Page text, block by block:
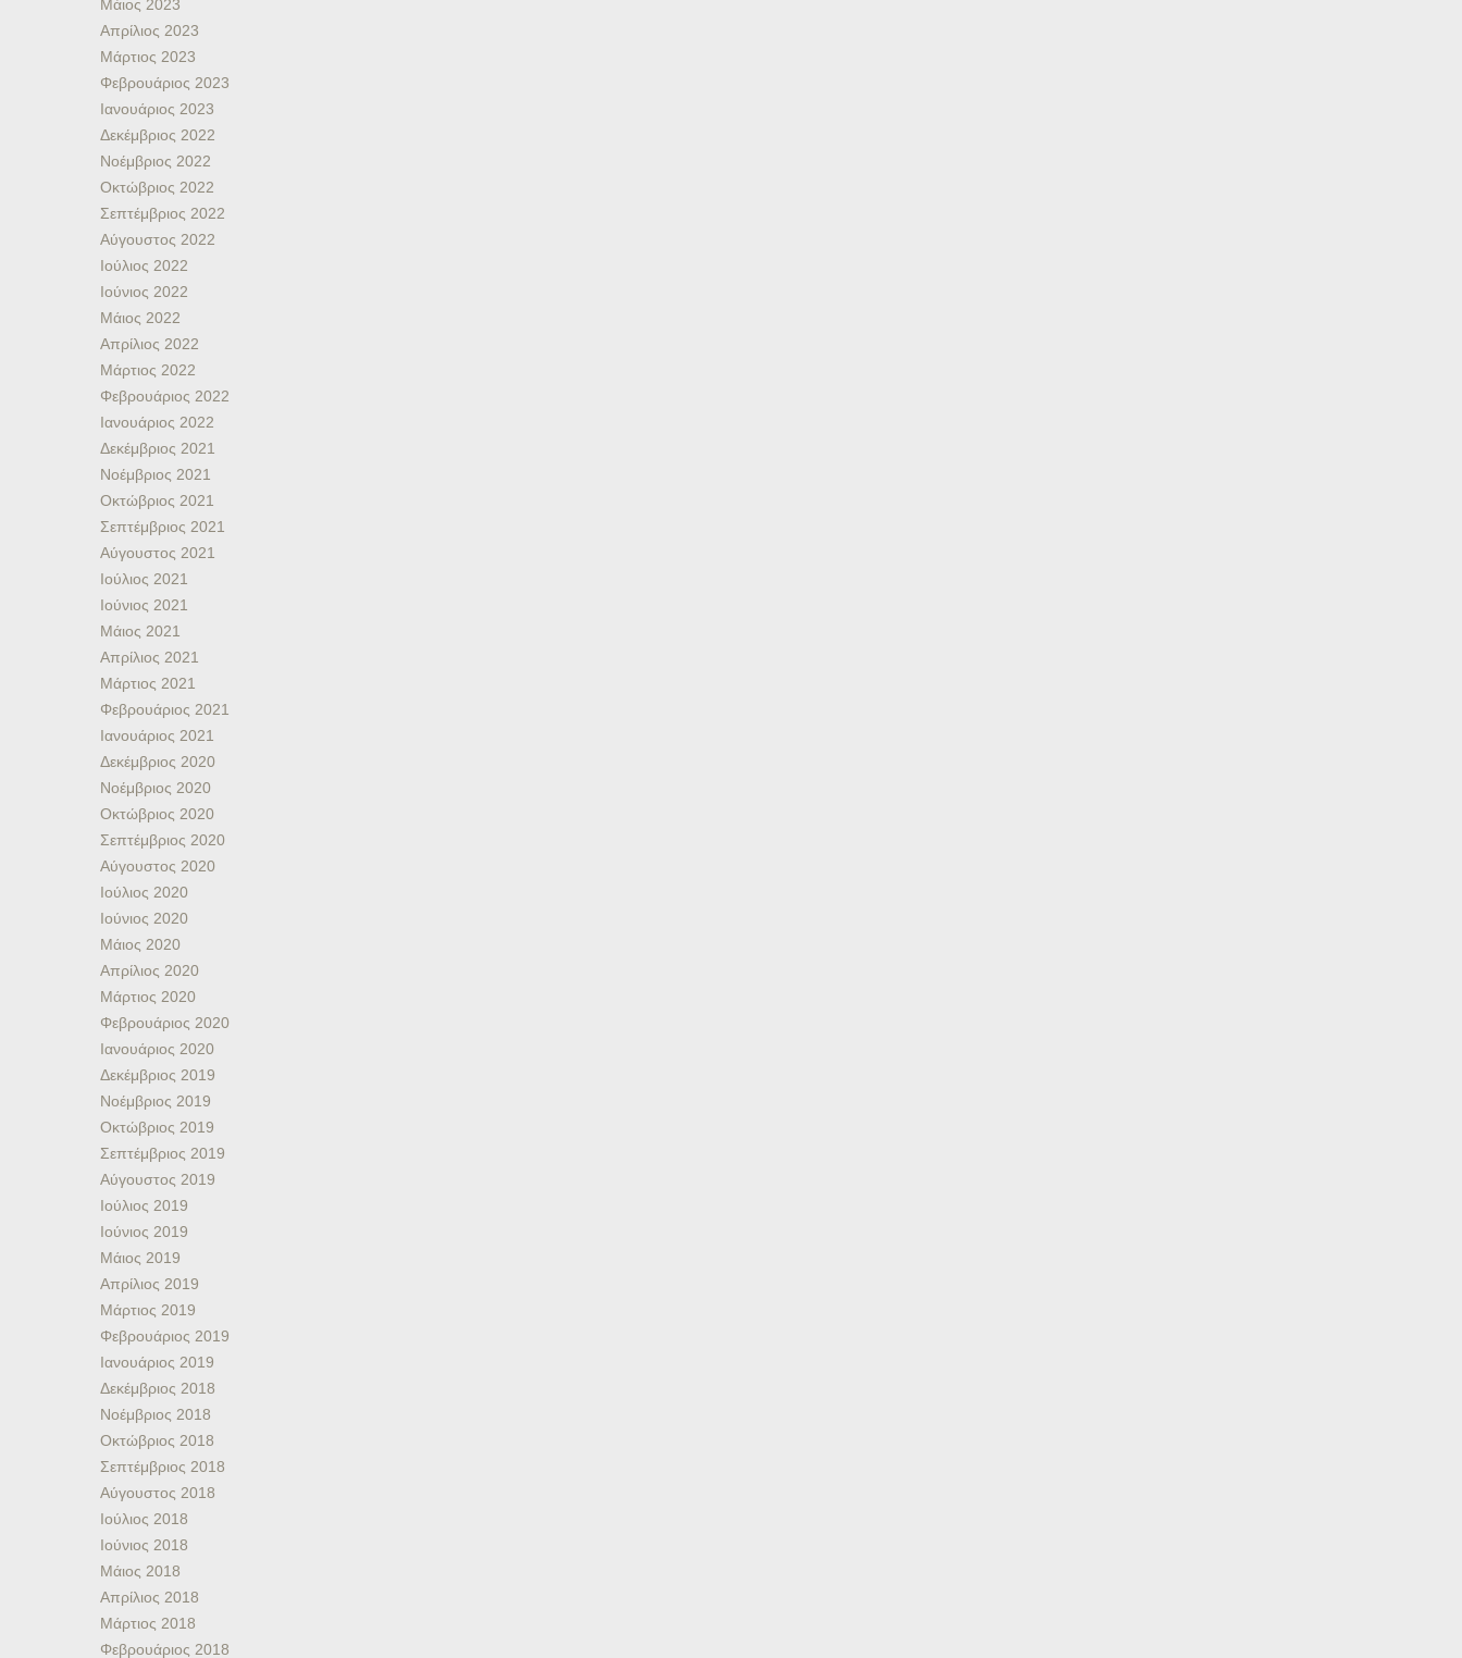
Μάιος 2023
Απρίλιος 2023
Μάρτιος 2023
Φεβρουάριος 2023
Ιανουάριος 2023
Δεκέμβριος 2022
Νοέμβριος 2022
Οκτώβριος 2022
Σεπτέμβριος 2022
Αύγουστος 2022
Ιούλιος 2022
Ιούνιος 2022
Μάιος 2022
Απρίλιος 2022
Μάρτιος 2022
Φεβρουάριος 2022
Ιανουάριος 2022
Δεκέμβριος 2021
Νοέμβριος 2021
Οκτώβριος 2021
Σεπτέμβριος 2021
Αύγουστος 2021
Ιούλιος 2021
Ιούνιος 2021
Μάιος 2021
Απρίλιος 2021
Μάρτιος 2021
Φεβρουάριος 2021
Ιανουάριος 2021
Δεκέμβριος 2020
Νοέμβριος 2020
Οκτώβριος 2020
Σεπτέμβριος 2020
Αύγουστος 2020
Ιούλιος 2020
Ιούνιος 2020
Μάιος 2020
Απρίλιος 2020
Μάρτιος 2020
Φεβρουάριος 2020
Ιανουάριος 2020
Δεκέμβριος 2019
Νοέμβριος 2019
Οκτώβριος 2019
Σεπτέμβριος 2019
Αύγουστος 2019
Ιούλιος 2019
Ιούνιος 2019
Μάιος 2019
Απρίλιος 2019
Μάρτιος 2019
Φεβρουάριος 2019
Ιανουάριος 2019
Δεκέμβριος 2018
Νοέμβριος 2018
Οκτώβριος 2018
Σεπτέμβριος 2018
Αύγουστος 2018
Ιούλιος 2018
Ιούνιος 2018
Μάιος 2018
Απρίλιος 2018
Μάρτιος 2018
Φεβρουάριος 2018